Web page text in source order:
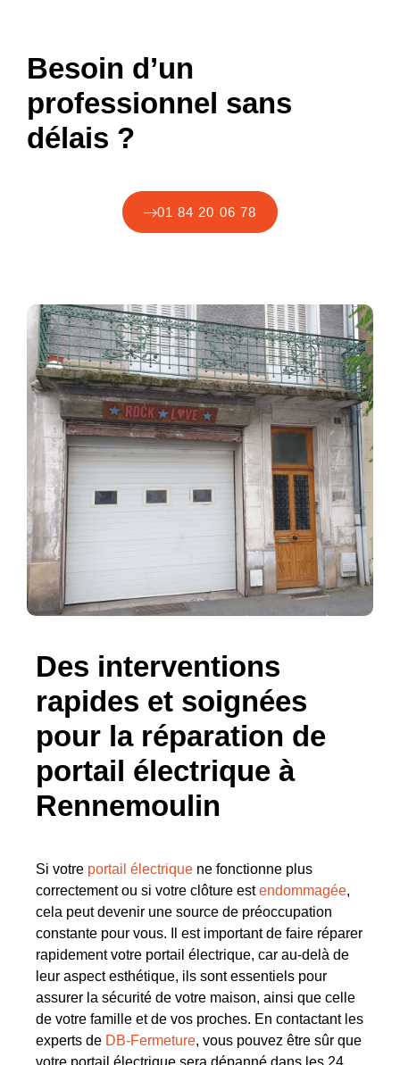
Besoin d’un
professionnel sans
délais ?
01 84 20 06 78
Des interventions
rapides et soignées
pour la réparation de
portail électrique à
Rennemoulin
Si votre portail électrique ne fonctionne plus
correctement ou si votre clôture estendommagée,
cela peut devenir une source de préoccupation
constante pour vous. Il est important de faire réparer
rapidement votre portail électrique, car au-delà de
leur aspect esthétique, ils sont essentiels pour
assurer la sécurité de votre maison, ainsi que celle
de votre famille et de vos proches. En contactant les
experts de DB-Fermeture, vous pouvez être sûr que